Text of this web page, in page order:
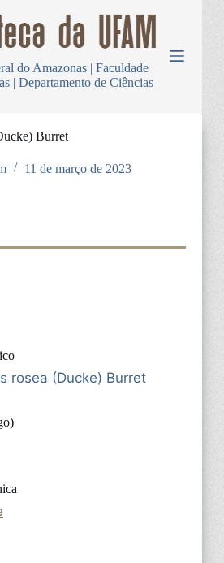
do Amazonas | Faculdade
| Departamento de Ciências
Burret
11 de março de 2023
rosea (Ducke) Burret